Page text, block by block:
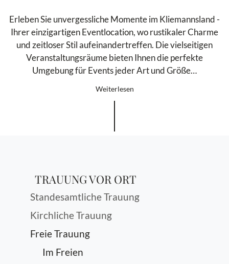
Erleben Sie unvergessliche Momente im Kliemannsland -
Ihrer einzigartigen Eventlocation, wo rustikaler Charme
und zeitloser Stil aufeinandertreffen. Die vielseitigen
Veranstaltungsräume bieten Ihnen die perfekte
Umgebung für Events jeder Art und Größe…
Weiterlesen
TRAUUNG VOR ORT
Standesamtliche Trauung
Kirchliche Trauung
Freie Trauung
Im Freien